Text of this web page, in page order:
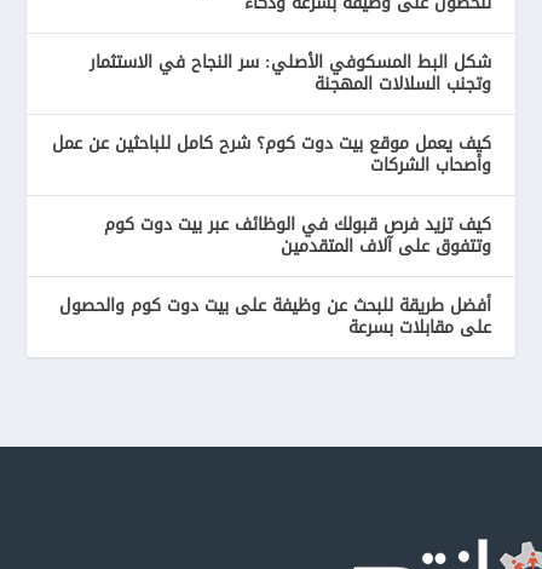
شكل البط المسكوفي الأصلي: سر النجاح في الاستثمار
وتجنب السلالات المهجنة
كيف يعمل موقع بيت دوت كوم؟ شرح كامل للباحثين عن عمل
وأصحاب الشركات
كيف تزيد فرص قبولك في الوظائف عبر بيت دوت كوم
وتتفوق على آلاف المتقدمين
أفضل طريقة للبحث عن وظيفة على بيت دوت كوم والحصول
على مقابلات بسرعة